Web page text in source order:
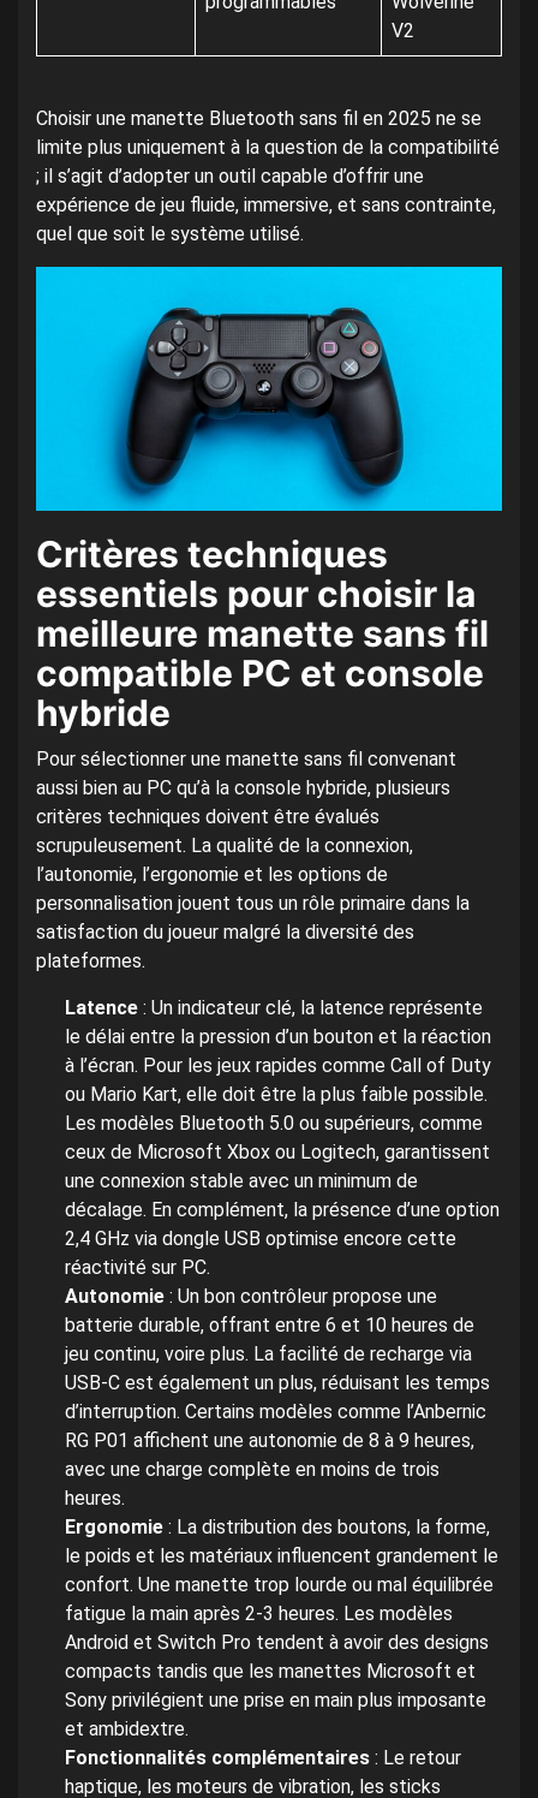
V2
Choisir une manette Bluetooth sans fil en 2025 ne se
limite plus uniquement à la question de la compatibilité
; il s’agit d’adopter un outil capable d’offrir une
expérience de jeu fluide, immersive, et sans contrainte,
quel que soit le système utilisé.
Critères techniques
essentiels pour choisir la
meilleure manette sans fil
compatible PC et console
hybride
Pour sélectionner une manette sans fil convenant
aussi bien au PC qu’à la console hybride, plusieurs
critères techniques doivent être évalués
scrupuleusement. La qualité de la connexion,
l’autonomie, l’ergonomie et les options de
personnalisation jouent tous un rôle primaire dans la
satisfaction du joueur malgré la diversité des
plateformes.
Latence : Un indicateur clé, la latence représente
le délai entre la pression d’un bouton et la réaction
à l’écran. Pour les jeux rapides comme Call of Duty
ou Mario Kart, elle doit être la plus faible possible.
Les modèles Bluetooth 5.0 ou supérieurs, comme
ceux de Microsoft Xbox ou Logitech, garantissent
une connexion stable avec un minimum de
décalage. En complément, la présence d’une option
2,4 GHz via dongle USB optimise encore cette
réactivité sur PC.
Autonomie : Un bon contrôleur propose une
batterie durable, offrant entre 6 et 10 heures de
jeu continu, voire plus. La facilité de recharge via
USB-C est également un plus, réduisant les temps
d’interruption. Certains modèles comme l’Anbernic
RG P01 affichent une autonomie de 8 à 9 heures,
avec une charge complète en moins de trois
heures.
Ergonomie : La distribution des boutons, la forme,
le poids et les matériaux influencent grandement le
confort. Une manette trop lourde ou mal équilibrée
fatigue la main après 2-3 heures. Les modèles
Android et Switch Pro tendent à avoir des designs
compacts tandis que les manettes Microsoft et
Sony privilégient une prise en main plus imposante
et ambidextre.
Fonctionnalités complémentaires : Le retour
haptique, les moteurs de vibration, les sticks